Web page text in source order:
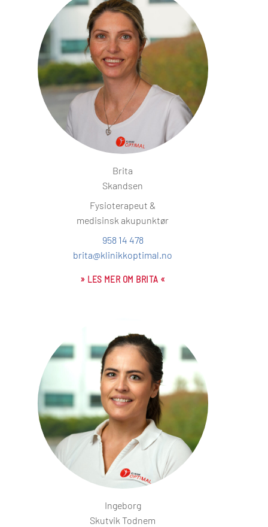
Brita
Skandsen
Fysioterapeut &
medisinsk akupunktør
958 14 478
brita@klinikkoptimal.no
» LES MER OM BRITA «
Ingeborg
Skutvik Todnem